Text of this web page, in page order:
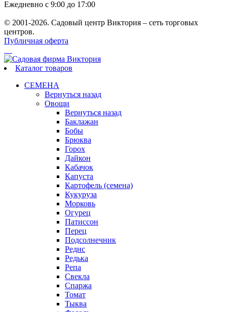
Ежедневно с 9:00 до 17:00
© 2001-2026. Садовый центр Виктория – сеть торговых
центров.
Публичная оферта
Каталог товаров
СЕМЕНА
Вернуться назад
Овощи
Вернуться назад
Баклажан
Бобы
Брюква
Горох
Дайкон
Кабачок
Капуста
Картофель (семена)
Кукуруза
Морковь
Огурец
Патиссон
Перец
Подсолнечник
Редис
Редька
Репа
Свекла
Спаржа
Томат
Тыква